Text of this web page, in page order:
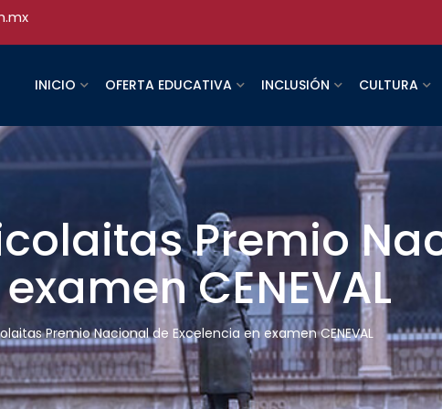
INICIO OFERTA EDUCATIVA INCLUSIÓN CULTURA
Premio
CENEVAL
Premio Nacional de Excelencia en examen CENEVAL